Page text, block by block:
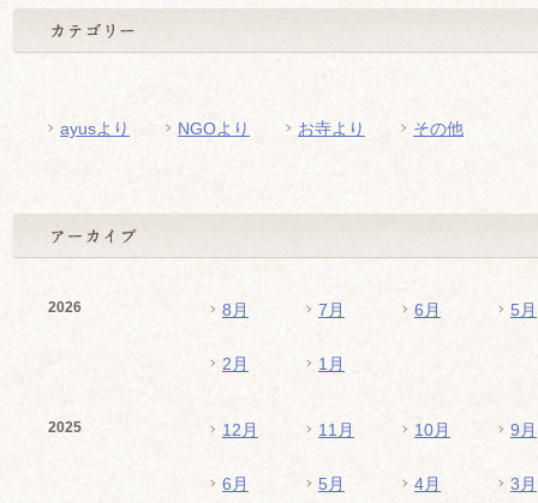
ayusより NGOより お寺より その他
2026 8月 7月 6月 5月
2月 1月
2025 12月 11月 10月 9月
6月 5月 4月 3月